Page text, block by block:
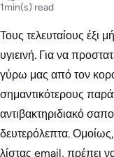
1min(s) read
Τους τελευταίους έξι
υγιεινή. Για να
γύρω μας από τον
σημαντικότερους
αντιβακτηριδιακό
δευτερόλεπτα. Ομοίως,
λίστας email, πρέπει